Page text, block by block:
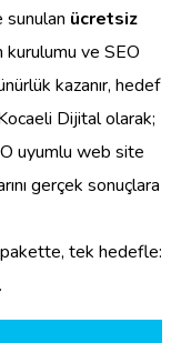
ücretsiz
ve SEO
kazanır, hedef
Dijital olarak;
uyumlu web site
gerçek sonuçlara
tek hedefle:
.